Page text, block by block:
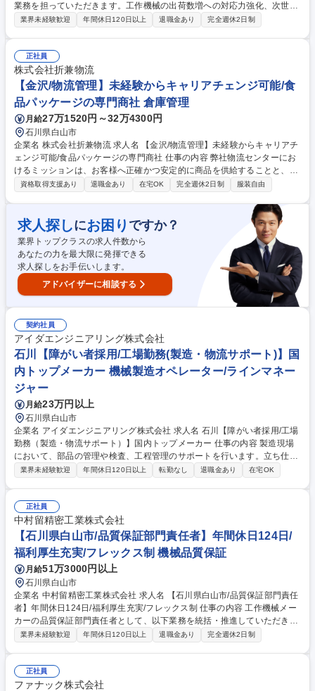
業務を担っていただきます。工作機械の出荷数増への対応力強化、次世代
への技術継承を目的とした増員募集です。 【具体的な業務内容】 ■工作機
付け ■試運転・検査対応 など 募集職種 【石川県白山市/工作機械の組立】
年休124日/福利厚生充実/増員採用
業界未経験歓迎 年間休日120日以上 退職金あり 完全週休2日制
正社員
株式会社折兼物流
【金沢/物流管理】未経験からキャリアチェンジ可能/食
品パッケージの専門商社 倉庫管理
月給27万1520円～32万4300円
石川県白山市
企業名 株式会社折兼物流 求人名 【金沢/物流管理】未経験からキャリアチ
ェンジ可能/食品パッケージの専門商社 仕事の内容 弊社物流センターにお
けるミッションは、お客様へ正確かつ安定的に商品を供給することと、継
続的なローコスト運営体制を構築することであり、これらを通じて、営業
過去実績やデータに基づき適正在庫を保つ発注管理を実行します。また、
営業・パートなど社内外関係者との円滑な折衝・情報共有を通じ、業務を
推進します。 ■ローコスト物流：在庫ロケーションやスタッフ労務管理、
改善業務で庫内生産性を向上させます。また、配送先・ルートの調整や運
送会社との折衝により配送効率の最大化を図ります。 募集職種 【金沢/物
流管理】未経験からキャリアチェンジ可能/食品パッケージの専門商社
資格取得支援あり 退職金あり 在宅OK 完全週休2日制 服装自由
求人探しにお困り ですか？
業界トップクラスの求人件数から
あなたの力を最大限に発揮できる
求人探しをお手伝いします。
アドバイザーに相談する
契約社員
アイダエンジニアリング株式会社
石川【障がい者採用/工場勤務(製造・物流サポート)】国
内トップメーカー 機械製造オペレーター/ラインマネー
ジャー
月給23万円以上
石川県白山市
企業名 アイダエンジニアリング株式会社 求人名 石川【障がい者採用/工場
勤務（製造・物流サポート）】国内トップメーカー 仕事の内容 製造現場
において、部品の管理や検査、工程管理のサポートを行います。立ち仕事
や移動を伴う場合がありますが、配慮事項に基づき配置を検討します。 で
務 ・製造現場での清掃・安全管理サポート 業務の変更範囲：当社業務全
般 募集職種 石川【障がい者採用/工場勤務（製造・物流サポート）】国内
トップメーカー
業界未経験歓迎 年間休日120日以上 転勤なし 退職金あり 在宅OK
正社員
中村留精密工業株式会社
【石川県白山市/品質保証部門責任者】年間休日124日/
福利厚生充実/フレックス制 機械品質保証
月給51万3000円以上
石川県白山市
企業名 中村留精密工業株式会社 求人名 【石川県白山市/品質保証部門責任
者】年間休日124日/福利厚生充実/フレックス制 仕事の内容 工作機械メー
カーの品質保証部門責任者として、以下業務を統括・推進していただきま
す。【具体的な業務内容】■品質保証戦略・方針の策定および実行■工作機
具合対応の統括（原因解析、是正・再発防止）■設計・製造・調達部門と
の品質課題に関する横断的な連携■サプライヤー品質管理および指導■海外
業界未経験歓迎 年間休日120日以上 退職金あり 完全週休2日制
正社員
ファナック株式会社